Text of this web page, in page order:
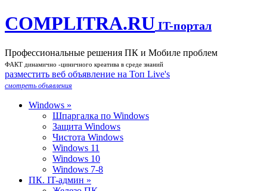
COMPLITRA.RU IT-портал
Профессиональные решения ПК и Мобиле проблем
ФАКТ динамично -циничного креатива в среде знаний
разместить веб объявление на Toп Live's
смотреть объявления
Windows »
Шпаргалка по Windows
Защита Windows
Чистота Windows
Windows 11
Windows 10
Windows 7-8
ПК. IT-админ »